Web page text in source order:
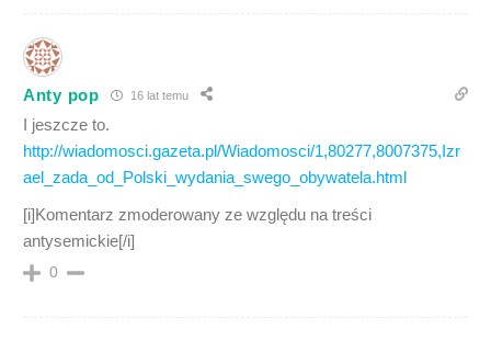
Anty pop 16 lat temu
I jeszcze to.
http://wiadomosci.gazeta.pl/Wiadomosci/1,80277,8007375,Izr
ael_zada_od_Polski_wydania_swego_obywatela.html
[i]Komentarz zmoderowany ze względu na treści
antysemickie[/i]
0